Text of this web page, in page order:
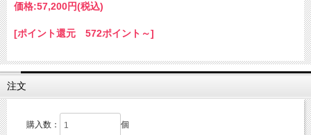
価格:57,200円(税込)
[ポイント還元 572ポイント～]
注文
購入数： 個